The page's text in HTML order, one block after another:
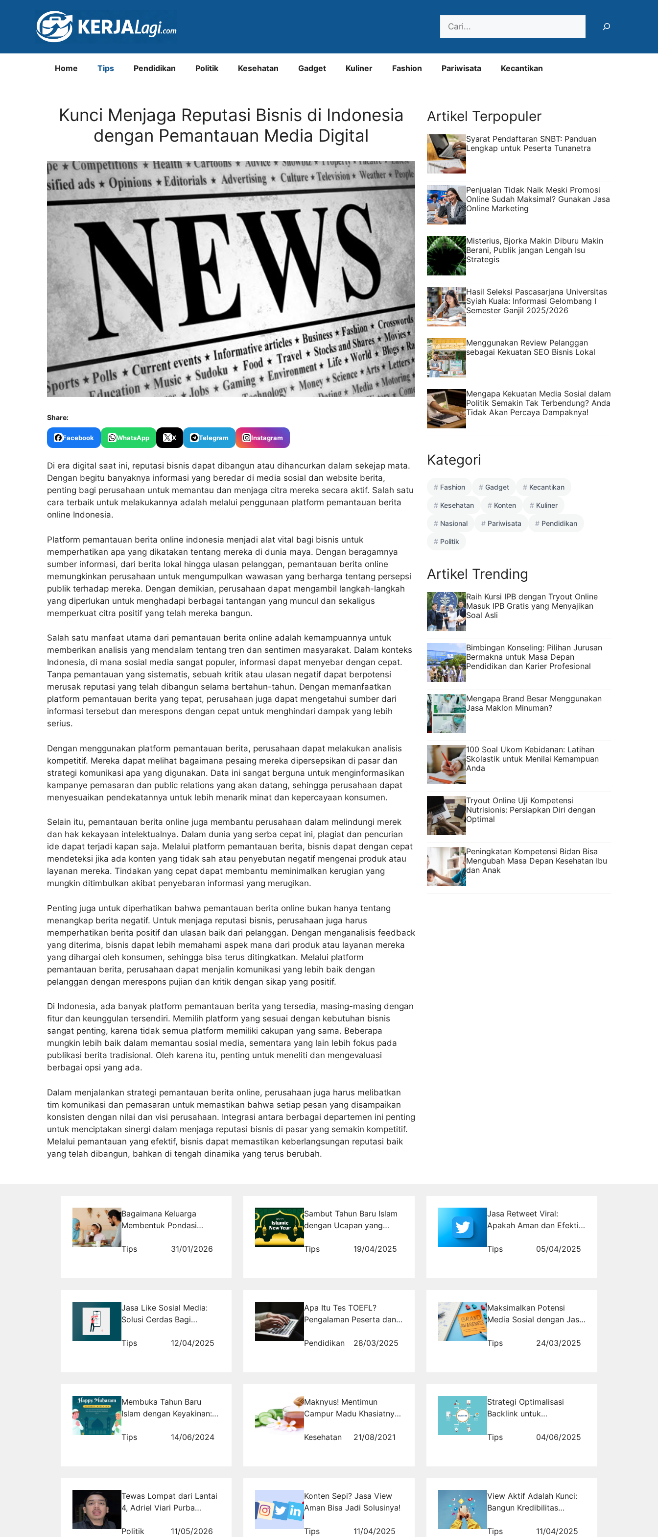
Home Tips Pendidikan Politik Kesehatan Gadget Kuliner Fashion Pariwisata Kecantikan
Kunci Menjaga Reputasi Bisnis di Indonesia
dengan Pemantauan Media Digital
Share:
Facebook WhatsApp X Telegram Instagram
Di era digital saat ini, reputasi bisnis dapat dibangun atau dihancurkan dalam sekejap mata.
Dengan begitu banyaknya informasi yang beredar di media sosial dan website berita,
penting bagi perusahaan untuk memantau dan menjaga citra mereka secara aktif. Salah satu
cara terbaik untuk melakukannya adalah melalui penggunaan platform pemantauan berita
online Indonesia.
Platform pemantauan berita online indonesia menjadi alat vital bagi bisnis untuk
memperhatikan apa yang dikatakan tentang mereka di dunia maya. Dengan beragamnya
sumber informasi, dari berita lokal hingga ulasan pelanggan, pemantauan berita online
memungkinkan perusahaan untuk mengumpulkan wawasan yang berharga tentang persepsi
publik terhadap mereka. Dengan demikian, perusahaan dapat mengambil langkah-langkah
yang diperlukan untuk menghadapi berbagai tantangan yang muncul dan sekaligus
memperkuat citra positif yang telah mereka bangun.
Salah satu manfaat utama dari pemantauan berita online adalah kemampuannya untuk
memberikan analisis yang mendalam tentang tren dan sentimen masyarakat. Dalam konteks
Indonesia, di mana sosial media sangat populer, informasi dapat menyebar dengan cepat.
Tanpa pemantauan yang sistematis, sebuah kritik atau ulasan negatif dapat berpotensi
merusak reputasi yang telah dibangun selama bertahun-tahun. Dengan memanfaatkan
platform pemantauan berita yang tepat, perusahaan juga dapat mengetahui sumber dari
informasi tersebut dan merespons dengan cepat untuk menghindari dampak yang lebih
serius.
Dengan menggunakan platform pemantauan berita, perusahaan dapat melakukan analisis
kompetitif. Mereka dapat melihat bagaimana pesaing mereka dipersepsikan di pasar dan
strategi komunikasi apa yang digunakan. Data ini sangat berguna untuk menginformasikan
kampanye pemasaran dan public relations yang akan datang, sehingga perusahaan dapat
menyesuaikan pendekatannya untuk lebih menarik minat dan kepercayaan konsumen.
Selain itu, pemantauan berita online juga membantu perusahaan dalam melindungi merek
dan hak kekayaan intelektualnya. Dalam dunia yang serba cepat ini, plagiat dan pencurian
ide dapat terjadi kapan saja. Melalui platform pemantauan berita, bisnis dapat dengan cepat
mendeteksi jika ada konten yang tidak sah atau penyebutan negatif mengenai produk atau
layanan mereka. Tindakan yang cepat dapat membantu meminimalkan kerugian yang
mungkin ditimbulkan akibat penyebaran informasi yang merugikan.
Penting juga untuk diperhatikan bahwa pemantauan berita online bukan hanya tentang
menangkap berita negatif. Untuk menjaga reputasi bisnis, perusahaan juga harus
memperhatikan berita positif dan ulasan baik dari pelanggan. Dengan menganalisis feedback
yang diterima, bisnis dapat lebih memahami aspek mana dari produk atau layanan mereka
yang dihargai oleh konsumen, sehingga bisa terus ditingkatkan. Melalui platform
pemantauan berita, perusahaan dapat menjalin komunikasi yang lebih baik dengan
pelanggan dengan merespons pujian dan kritik dengan sikap yang positif.
Di Indonesia, ada banyak platform pemantauan berita yang tersedia, masing-masing dengan
fitur dan keunggulan tersendiri. Memilih platform yang sesuai dengan kebutuhan bisnis
sangat penting, karena tidak semua platform memiliki cakupan yang sama. Beberapa
mungkin lebih baik dalam memantau sosial media, sementara yang lain lebih fokus pada
publikasi berita tradisional. Oleh karena itu, penting untuk meneliti dan mengevaluasi
berbagai opsi yang ada.
Dalam menjalankan strategi pemantauan berita online, perusahaan juga harus melibatkan
tim komunikasi dan pemasaran untuk memastikan bahwa setiap pesan yang disampaikan
konsisten dengan nilai dan visi perusahaan. Integrasi antara berbagai departemen ini penting
untuk menciptakan sinergi dalam menjaga reputasi bisnis di pasar yang semakin kompetitif.
Melalui pemantauan yang efektif, bisnis dapat memastikan keberlangsungan reputasi baik
yang telah dibangun, bahkan di tengah dinamika yang terus berubah.
Artikel Terpopuler
Syarat Pendaftaran SNBT: Panduan
Lengkap untuk Peserta Tunanetra
Penjualan Tidak Naik Meski Promosi
Online Sudah Maksimal? Gunakan Jasa
Online Marketing
Misterius, Bjorka Makin Diburu Makin
Berani, Publik jangan Lengah Isu
Strategis
Hasil Seleksi Pascasarjana Universitas
Syiah Kuala: Informasi Gelombang I
Semester Ganjil 2025/2026
Menggunakan Review Pelanggan
sebagai Kekuatan SEO Bisnis Lokal
Mengapa Kekuatan Media Sosial dalam
Politik Semakin Tak Terbendung? Anda
Tidak Akan Percaya Dampaknya!
Kategori
Fashion Gadget Kecantikan
Kesehatan Konten Kuliner
Nasional Pariwisata Pendidikan
Politik
Artikel Trending
Raih Kursi IPB dengan Tryout Online
Masuk IPB Gratis yang Menyajikan
Soal Asli
Bimbingan Konseling: Pilihan Jurusan
Bermakna untuk Masa Depan
Pendidikan dan Karier Profesional
Mengapa Brand Besar Menggunakan
Jasa Maklon Minuman?
100 Soal Ukom Kebidanan: Latihan
Skolastik untuk Menilai Kemampuan
Anda
Tryout Online Uji Kompetensi
Nutrisionis: Persiapkan Diri dengan
Optimal
Peningkatan Kompetensi Bidan Bisa
Mengubah Masa Depan Kesehatan Ibu
dan Anak
Bagaimana Keluarga
Membentuk Pondasi
Melekat Seumur Hidup?
Tips 31/01/2026
Sambut Tahun Baru Islam
dengan Ucapan yang
Tips
19/04/2025
Jasa Retweet Viral:
Apakah Aman dan Efektif
Tips
05/04/2025
Jasa Like Sosial Media:
Solusi Cerdas Bagi
Tips
12/04/2025
Apa Itu Tes TOEFL?
Pengalaman Peserta dan
Pendidikan
28/03/2025
Maksimalkan Potensi
Media Sosial dengan Jasa
Viral Pembuatan Konten
Tips
24/03/2025
Membuka Tahun Baru
Islam dengan Keyakinan: 5
Perubahan Hidup di Era
Tips 14/06/2024
Maknyus! Mentimun
Campur Madu Khasiatnya
Kesehatan
21/08/2021
Strategi Optimalisasi
Backlink untuk
Trading Anda
Tips 04/06/2025
Tewas Lompat dari Lantai
4, Adriel Viari Purba
Ditetapkan Sebagai
Politik 11/05/2026
Konten Sepi? Jasa View
Aman Bisa Jadi Solusinya!
Tips 11/04/2025
View Aktif Adalah Kunci:
Bangun Kredibilitas
Tips
11/04/2025